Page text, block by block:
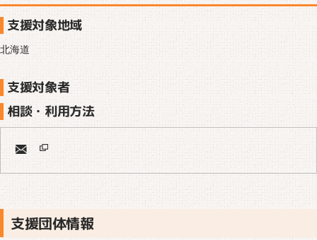
支援対象地域
北海道
支援対象者
相談・利用方法
支援団体情報